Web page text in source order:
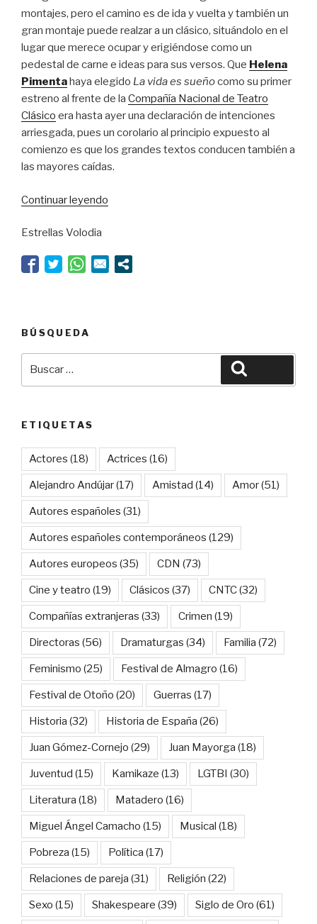
montajes, pero el camino es de ida y vuelta y también un
gran montaje puede realzar a un clásico, situándolo en el
lugar que merece ocupar y erigiéndose como un
pedestal de carne e ideas para sus versos. Que Helena
Pimentahaya elegido La vida es sueñocomo su primer
estreno al frente de la Compañía Nacional de Teatro
Clásico era hasta ayer una declaración de intenciones
arriesgada, pues un corolario al principio expuesto al
comienzo es que los grandes textos conducen también a
las mayores caídas.
Continuar leyendo
Estrellas Volodia
BÚSQUEDA
ETIQUETAS
Actores (18) Actrices (16)
Alejandro Andújar(17) Amistad (14) Amor(51)
Autores españoles (31)
Autores españoles contemporáneos (129)
Autores europeos (35) CDN (73)
Cine y teatro (19) Clásicos (37) CNTC(32)
Compañías extranjeras (33) Crimen (19)
Directoras (56) Dramaturgas (34) Familia (72)
Feminismo (25) Festival de Almagro (16)
Festival de Otoño (20) Guerras (17)
Historia (32) Historia de España (26)
Juan Gómez-Cornejo (29) Juan Mayorga (18)
Juventud (15) Kamikaze (13) LGTBI (30)
Literatura (18) Matadero (16)
Miguel Ángel Camacho (15) Musical (18)
Pobreza (15) Política (17)
Relaciones de pareja (31) Religión (22)
Sexo (15) Shakespeare (39) Siglo de Oro (61)